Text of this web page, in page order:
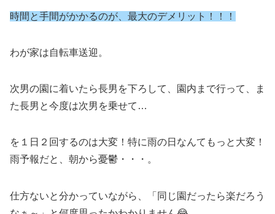
時間と手間がかかるのが、最大のデメリット！！！
わが家は自転車送迎。
次男の園に着いたら長男を下ろして、園内まで行って、ま
た長男と今度は次男を乗せて…
を１日２回するのは大変！特に雨の日なんてもっと大変！
雨予報だと、朝から憂鬱・・・。
仕方ないと分かっていながら、「同じ園だったら楽だろう